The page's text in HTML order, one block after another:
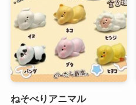
ねそべりアニマル